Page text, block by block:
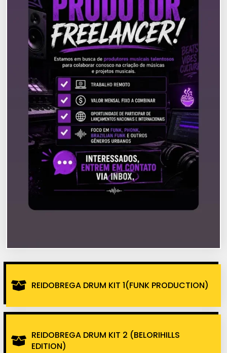
REIDOBREGA DRUM KIT 1(FUNK PRODUCTION)
REIDOBREGA DRUM KIT 2 (BELORIHILLS
EDITION)